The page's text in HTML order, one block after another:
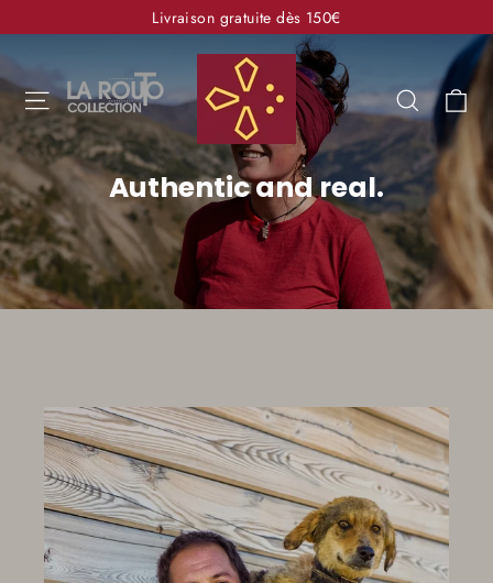
au
contenu
Livraison gratuite dès 150€
Navigation
Transhumance.fr
Authentic and real.